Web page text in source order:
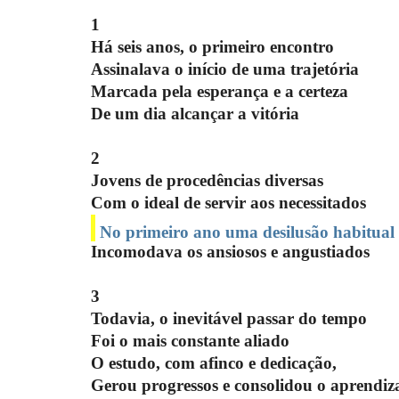
1
Há seis anos, o primeiro encontro
Assinalava o início de uma trajetória
Marcada pela esperança e a certeza
De um dia alcançar a vitória
2
Jovens de procedências diversas
Com o ideal de servir aos necessitados
No primeiro ano uma desilusão habitual
Incomodava os ansiosos e angustiados
3
Todavia, o inevitável passar do tempo
Foi o mais constante aliado
O estudo, com afinco e dedicação,
Gerou progressos e consolidou o